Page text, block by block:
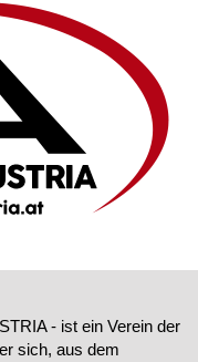
- ist ein Verein der
sich, aus dem